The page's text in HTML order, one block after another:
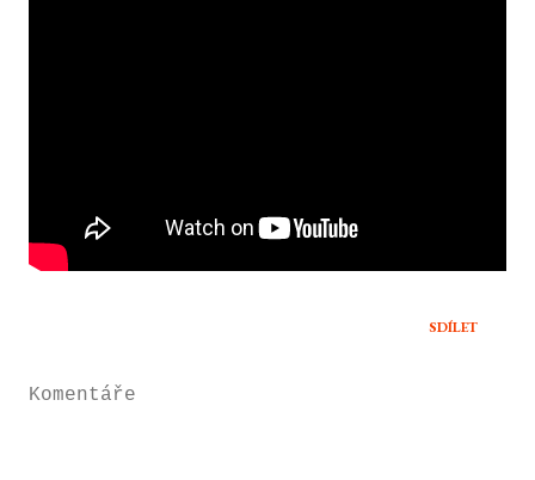
SDÍLET
Komentáře